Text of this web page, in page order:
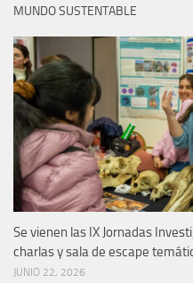
MUNDO SUSTENTABLE
Se vienen las IX Jornadas
charlas y sala de escape
JUNIO 22, 2026